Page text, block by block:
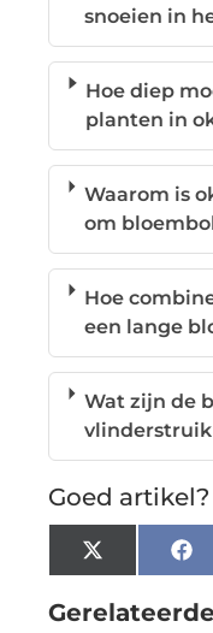
snoeien in
Hoe diep
planten in
Waarom is
om
Hoe
een lange
Wat zijn de
vlinderstruik
Goed
X
(Twitter)